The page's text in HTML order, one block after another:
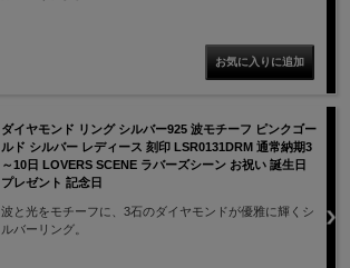
ダイヤモンド リング シルバー925 波モチーフ ピンクゴー
ルド シルバー レディース 刻印 LSR0131DRM 通常納期3
～10日 LOVERS SCENE ラバーズシーン お祝い 誕生日
プレゼント 記念日
波と光をモチーフに、3石のダイヤモンドが優雅に輝くシ
ルバーリング。